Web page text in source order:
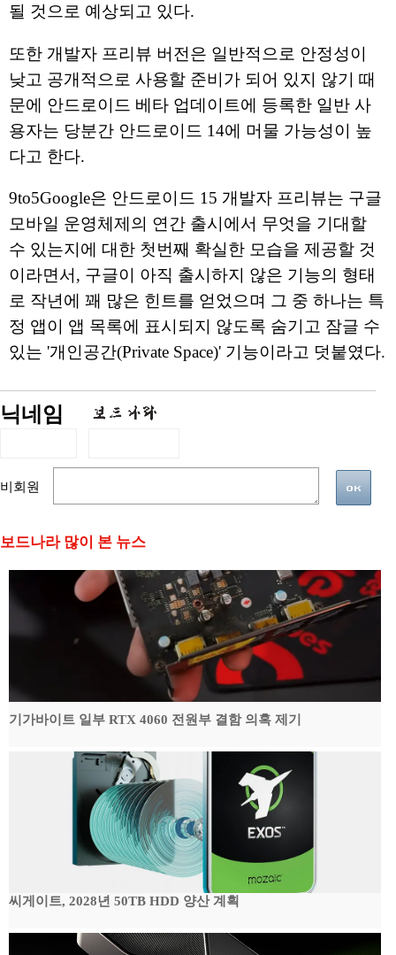
될 것으로 예상되고 있다.
또한 개발자 프리뷰 버전은 일반적으로 안정성이
낮고 공개적으로 사용할 준비가 되어 있지 않기 때
문에 안드로이드 베타 업데이트에 등록한 일반 사
용자는 당분간 안드로이드 14에 머물 가능성이 높
다고 한다.
9to5Google은 안드로이드 15 개발자 프리뷰는 구글
모바일 운영체제의 연간 출시에서 무엇을 기대할
수 있는지에 대한 첫번째 확실한 모습을 제공할 것
이라면서, 구글이 아직 출시하지 않은 기능의 형태
로 작년에 꽤 많은 힌트를 얻었으며 그 중 하나는 특
정 앱이 앱 목록에 표시되지 않도록 숨기고 잠글 수
있는 '개인공간(Private Space)' 기능이라고 덧붙였다.
닉네임
비회원
보드나라 많이 본 뉴스
기가바이트 일부 RTX 4060 전원부 결함 의혹 제기
씨게이트, 2028년 50TB HDD 양산 계획